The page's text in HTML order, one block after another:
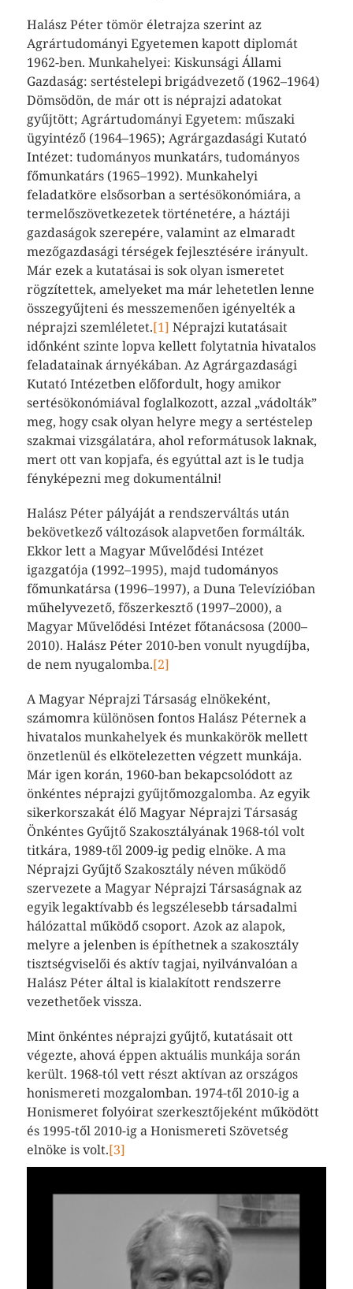
Halász Péter tömör életrajza szerint az
Agrártudományi Egyetemen kapott diplomát
1962-ben. Munkahelyei: Kiskunsági Állami
Gazdaság: sertéstelepi brigádvezető (1962–1964)
Dömsödön, de már ott is néprajzi adatokat
gyűjtött; Agrártudományi Egyetem: műszaki
ügyintéző (1964–1965); Agrárgazdasági Kutató
Intézet: tudományos munkatárs, tudományos
főmunkatárs (1965–1992). Munkahelyi
feladatköre elsősorban a sertésökonómiára, a
termelőszövetkezetek történetére, a háztáji
gazdaságok szerepére, valamint az elmaradt
mezőgazdasági térségek fejlesztésére irányult.
Már ezek a kutatásai is sok olyan ismeretet
rögzítettek, amelyeket ma már lehetetlen lenne
összegyűjteni és messzemenően igényelték a
néprajzi szemléletet.[1] Néprajzi kutatásait
időnként szinte lopva kellett folytatnia hivatalos
feladatainak árnyékában. Az Agrárgazdasági
Kutató Intézetben előfordult, hogy amikor
sertésökonómiával foglalkozott, azzal „vádolták”
meg, hogy csak olyan helyre megy a sertéstelep
szakmai vizsgálatára, ahol reformátusok laknak,
mert ott van kopjafa, és egyúttal azt is le tudja
fényképezni meg dokumentálni!
Halász Péter pályáját a rendszerváltás után
bekövetkező változások alapvetően formálták.
Ekkor lett a Magyar Művelődési Intézet
igazgatója (1992–1995), majd tudományos
főmunkatársa (1996–1997), a Duna Televízióban
műhelyvezető, főszerkesztő (1997–2000), a
Magyar Művelődési Intézet főtanácsosa (2000–
2010). Halász Péter 2010-ben vonult nyugdíjba,
de nem nyugalomba.[2]
A Magyar Néprajzi Társaság elnökeként,
számomra különösen fontos Halász Péternek a
hivatalos munkahelyek és munkakörök mellett
önzetlenül és elkötelezetten végzett munkája.
Már igen korán, 1960-ban bekapcsolódott az
önkéntes néprajzi gyűjtőmozgalomba. Az egyik
sikerkorszakát élő Magyar Néprajzi Társaság
Önkéntes Gyűjtő Szakosztályának 1968-tól volt
titkára, 1989-től 2009-ig pedig elnöke. A ma
Néprajzi Gyűjtő Szakosztály néven működő
szervezete a Magyar Néprajzi Társaságnak az
egyik legaktívabb és legszélesebb társadalmi
hálózattal működő csoport. Azok az alapok,
melyre a jelenben is építhetnek a szakosztály
tisztségviselői és aktív tagjai, nyilvánvalóan a
Halász Péter által is kialakított rendszerre
vezethetőek vissza.
Mint önkéntes néprajzi gyűjtő, kutatásait ott
végezte, ahová éppen aktuális munkája során
került. 1968-tól vett részt aktívan az országos
honismereti mozgalomban. 1974-től 2010-ig a
Honismeret folyóirat szerkesztőjeként működött
és 1995-től 2010-ig a Honismereti Szövetség
elnöke is volt.[3]